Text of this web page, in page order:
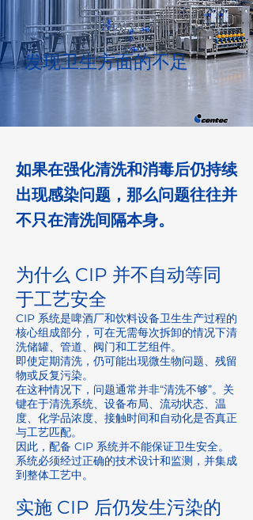
发现卫生方面的不足
如果在强化清洗和消毒后仍持续
出现感染问题，那么问题往往并
不只在清洗间隔本身。
为什么 CIP 并不自动等同
于工艺安全
CIP 系统是啤酒厂和饮料设备卫生生产过程的
核心组成部分，可在无需每次拆卸的情况下清
洗储罐、管道、阀门和工艺组件。
即使定期清洗，仍可能出现微生物问题、残留
物或反复污染。
在这种情况下，问题通常并非“清洗不够”。关
键在于清洗系统、设备布局、流动状态、温
度、化学品浓度、接触时间和自动化是否真正
与工艺匹配。
因此，配备 CIP 系统并不能保证卫生安全。
系统必须经过正确的技术设计和监测，并集成
到整体工艺中。
实施 CIP 后仍发生污染的